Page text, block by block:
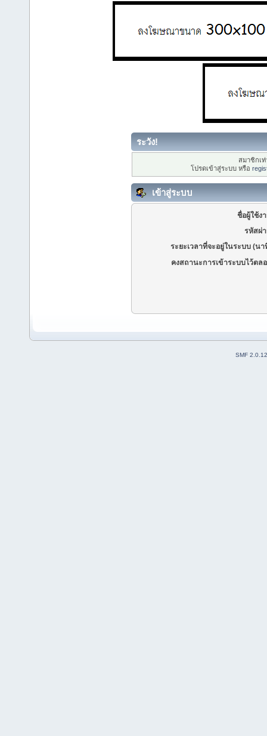
ระวัง!
สมาชิกเ
โปรดเข้าสู่ระบบ หรือ
เข้าสู่ระบบ
ชื่อผู้ใช้ง
รหัสผ่
ระยะเวลาที่จะอยู่ในระบบ (นา
คงสถานะการเข้าระบบไว้ตล
SMF 2.0.12